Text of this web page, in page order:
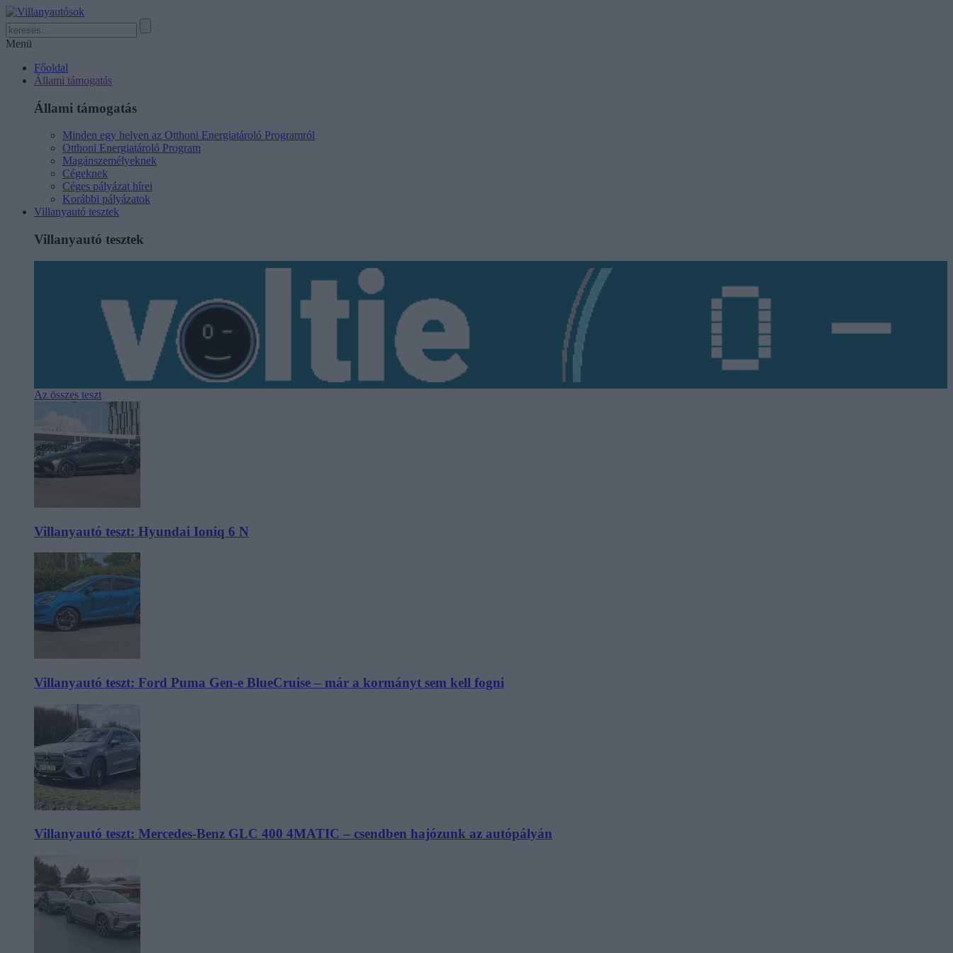
Menü
Főoldal
Állami támogatás
Állami támogatás
Minden egy helyen az Otthoni Energiatároló Programról
Otthoni Energiatároló Program
Magánszemélyeknek
Cégeknek
Céges pályázat hírei
Korábbi pályázatok
Villanyautó tesztek
Villanyautó tesztek
Az összes teszt
Villanyautó teszt: Hyundai Ioniq 6 N
Villanyautó teszt: Ford Puma Gen-e BlueCruise – már a kormányt sem kell fogni
Villanyautó teszt: Mercedes-Benz GLC 400 4MATIC – csendben hajózunk az autópályán